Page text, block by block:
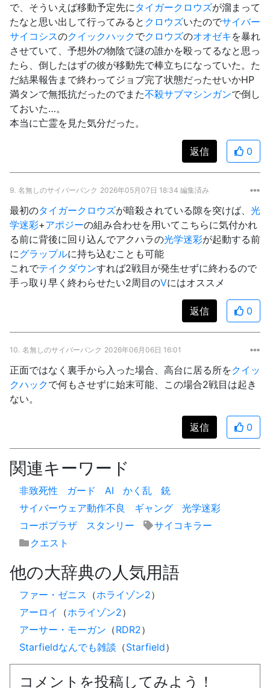
で、そういえば移動予定先に タイガークロウズが溜まって
たなと思い出して行ってみると クロウズいたのでサイバー
サイコシスのクイックハックでクロウズのオオゼキ を暴れ
させていて、予想外の物陰で謎の誰かを殴ってるなと思っ
たら、倒したはずの彼が移動先で棒立ちになっていた。た
だ結果報告まで終わってジョブ完了状態だったせいかHP
満タンで無抵抗だったのでまた不殺サブマシンガンで倒し
ておいた…。
本当に亡霊を見た気分だった。
返信 0
9. 名無しのサイバーパンク 2026年05月07日 18:34 編集済み
最初のタイガークロウズが暗殺されている隙を突けば、 光
学迷彩+アポジーの組み合わせを用いてこちらに気付かれ
る前に背後に回り込んでアクハラの光学迷彩が起動する前
にグラップルに持ち込むことも可能
これでテイクダウンすれば2戦目が発生せずに終わるので
手っ取り早く終わらせたい2周目のVにはオススメ
返信 0
10. 名無しのサイバーパンク 2026年06月06日 16:01
正面ではなく裏手から入った場合、高台に居る所をクイッ
クハックで何もさせずに始末可能、この場合2戦目は起き
ない。
返信 0
関連キーワード
非致死性 ガード AI かく乱
銃
サイバーウェア動作不良
ギャング
光学迷彩
コーポプラザ
スタンリー
サイコキラー
クエスト
他の大辞典の人気用語
ファー・ゼニス （ホライゾン2）
アーロイ
（ホライゾン2）
アーサー・モーガン （RDR2）
Starfieldなんでも雑談 （Starfield）
コメントを投稿してみよう！